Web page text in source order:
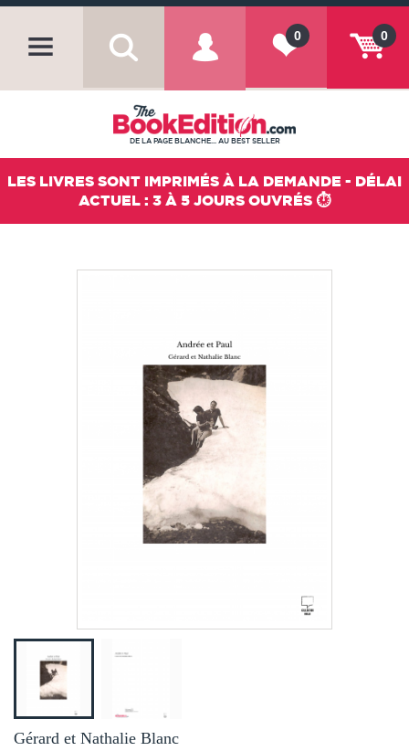
0
0
DE LA PAGE BLANCHE... AU BEST SELLER
LES LIVRES SONT IMPRIMÉS À LA DEMANDE - DÉLAI
ACTUEL : 3 À 5 JOURS OUVRÉS ⏱️
Gérard et Nathalie Blanc